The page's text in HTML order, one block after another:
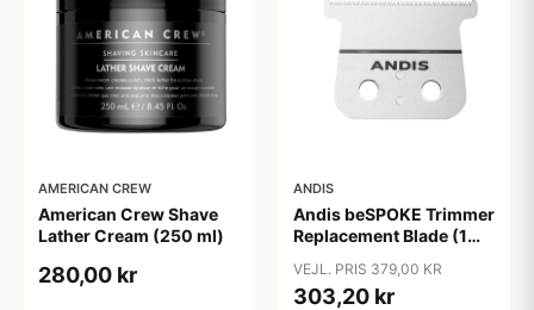
AMERICAN CREW
American Crew Shave
Lather Cream (250 ml)
280,00 kr
ANDIS
Andis beSPOKE Trimmer
Replacement Blade (1
VEJL. PRIS 379,00 KR
303,20 kr